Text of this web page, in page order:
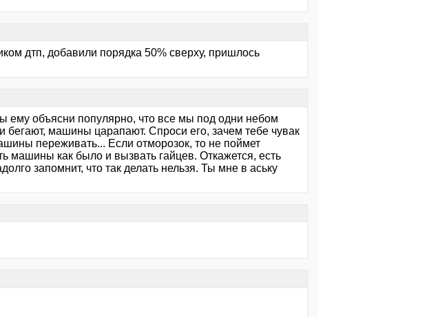
дтп, добавили порядка 50% сверху, пришлось
ему объясни популярно, что все мы под одни небом
машины царапают. Спроси его, зачем тебе чувак
переживать... Если отморозок, то не поймет
машины как было и вызвать гайцев. Откажется, есть
запомнит, что так делать нельзя. Ты мне в аську